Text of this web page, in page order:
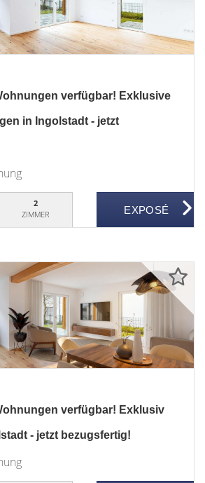
verfügbar! Exklusive
in Ingolstadt - jetzt
2
ZIMMER
verfügbar! Exklusiv
- jetzt bezugsfertig!